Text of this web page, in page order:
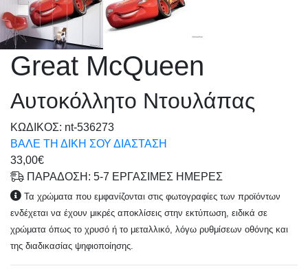
Great McQueen
Αυτοκόλλητο Ντουλάπας
KΩΔΙΚΟΣ: nt-536273
ΒΑΛΕ ΤΗ ΔΙΚΗ ΣΟΥ ΔΙΑΣΤΑΣΗ
33,00€
ΠΑΡΑΔΟΣΗ: 5-7 ΕΡΓΑΣΙΜΕΣ ΗΜΕΡΕΣ
Τα χρώματα που εμφανίζονται στις φωτογραφίες των προϊόντων
ενδέχεται να έχουν μικρές αποκλίσεις στην εκτύπωση, ειδικά σε
χρώματα όπως το χρυσό ή το μεταλλικό, λόγω ρυθμίσεων οθόνης και
της διαδικασίας ψηφιοποίησης.